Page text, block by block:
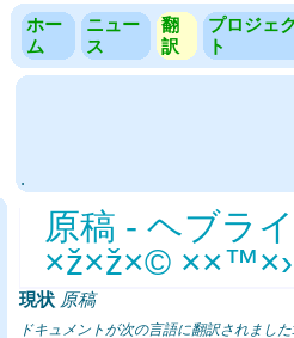
ホー
ム
ニュー
ス
翻
訳
プロジェ
ト
.
原稿 - ヘブライ
×ž×ž×©
現状 原稿
ドキュメントが次の言語に翻訳されまし